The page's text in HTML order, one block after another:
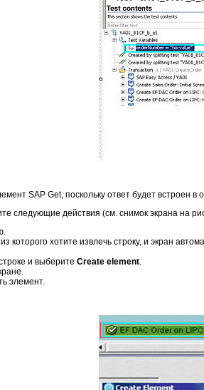
SAP Get, поскольку ответ будет встроен в
следующие действия (см. снимок экрана на
которого хотите извлечь строку, и экран
и выберите Create element
элемент.